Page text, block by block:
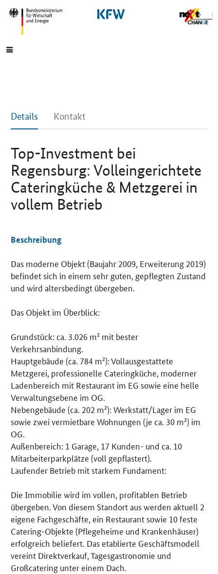
SrOnlyNavigation
Hauptmenü
Details Kontakt
Top-Investment bei
Regensburg: Volleingerichtete
Cateringküche & Metzgerei in
vollem Betrieb
Details
Beschreibung
Das moderne Objekt (Baujahr 2009, Erweiterung 2019)
befindet sich in einem sehr guten, gepflegten Zustand
und wird altersbedingt übergeben.
Das Objekt im Überblick:
Grundstück: ca. 3.026 m² mit bester
Verkehrsanbindung.
Hauptgebäude (ca. 784 m²): Vollausgestattete
Metzgerei, professionelle Cateringküche, moderner
Ladenbereich mit Restaurant im EG sowie eine helle
Verwaltungsebene im OG.
Nebengebäude (ca. 202 m²): Werkstatt/Lager im EG
sowie zwei vermietbare Wohnungen (je ca. 30 m²) im
OG.
Außenbereich: 1 Garage, 17 Kunden- und ca. 10
Mitarbeiterparkplätze (voll gepflastert).
Laufender Betrieb mit starkem Fundament:
Die Immobilie wird im vollen, profitablen Betrieb
übergeben. Von diesem Standort aus werden aktuell 2
eigene Fachgeschäfte, ein Restaurant sowie 10 feste
Catering-Objekte (Pflegeheime und Krankenhäuser)
erfolgreich beliefert. Das etablierte Geschäftsmodell
vereint Direktverkauf, Tagesgastronomie und
Großcatering unter einem Dach.